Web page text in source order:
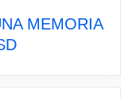
MEMORIA